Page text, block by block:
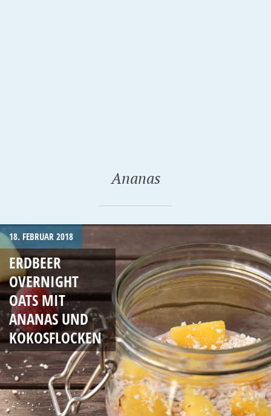
Ananas
18. FEBRUAR 2018
ERDBEER
OVERNIGHT
OATS MIT
ANANAS UND
KOKOSFLOCKEN